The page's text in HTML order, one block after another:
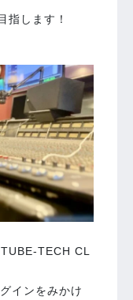
指します！
TECH CL
インをみかけ